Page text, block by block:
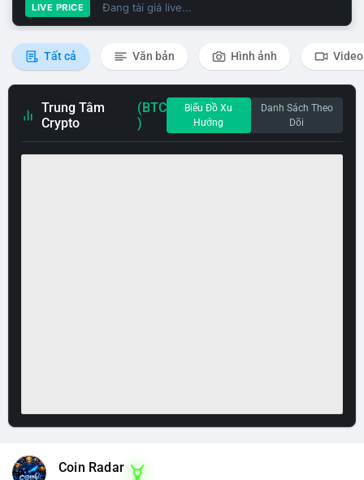
LIVE PRICE Đang tải giá live...
Tất cả Văn bản Hình ảnh Video
Trung Tâm
Crypto
(BTC
)
Biểu Đồ Xu
Hướng
Danh Sách Theo
Dõi
Coin Radar